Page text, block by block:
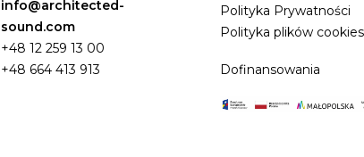
info@architected-
sound.com
+48 12 259 13 00
+48 664 413 913
Polityka Prywatności
Polityka plików cookies
Dofinansowania